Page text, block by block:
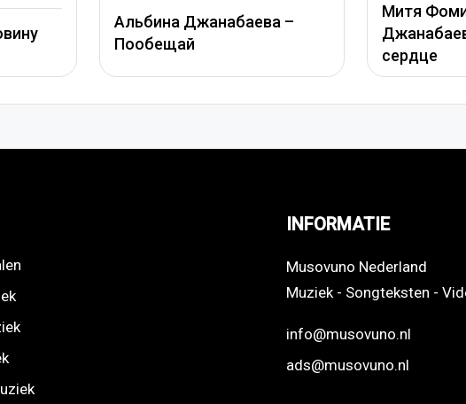
Митя Фомин и Альбина
Джанабаева – Спасибо,
сердце
Вера
моя
INFORMATIE
Musovuno Nederland
Muziek - Songteksten -
info@musovuno.nl
ads@musovuno.nl